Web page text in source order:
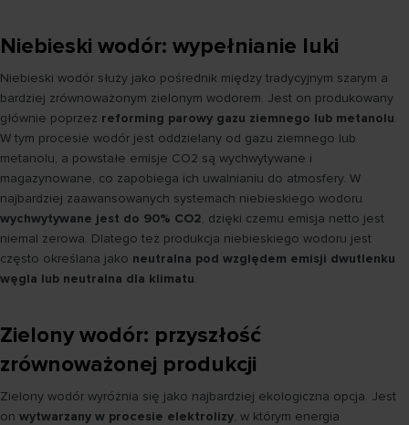
Niebieski wodór: wypełnianie luki
Niebieski wodór służy jako pośrednik między tradycyjnym szarym a
bardziej zrównoważonym zielonym wodorem. Jest on produkowany
głównie poprzez reforming parowy gazu ziemnego lub metanolu.
W tym procesie wodór jest oddzielany od gazu ziemnego lub
metanolu, a powstałe emisje CO2 są wychwytywane i
magazynowane, co zapobiega ich uwalnianiu do atmosfery. W
najbardziej zaawansowanych systemach niebieskiego wodoru
wychwytywane jest do 90% CO2, dzięki czemu emisja netto jest
niemal zerowa. Dlatego też produkcja niebieskiego wodoru jest
często określana jako neutralna pod względem emisji dwutlenku
węgla lub neutralna dla klimatu.
Zielony wodór: przyszłość
zrównoważonej produkcji
Zielony wodór wyróżnia się jako najbardziej ekologiczna opcja. Jest
on wytwarzany w procesie elektrolizy, w którym energia